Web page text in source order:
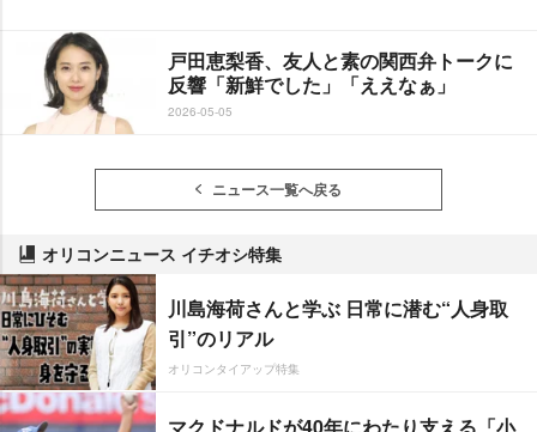
戸田恵梨香、友人と素の関西弁トークに
反響「新鮮でした」「ええなぁ」
2026-05-05
ニュース一覧へ戻る
オリコンニュース イチオシ特集
川島海荷さんと学ぶ 日常に潜む“人身取
引”のリアル
オリコンタイアップ特集
マクドナルドが40年にわたり支える「小